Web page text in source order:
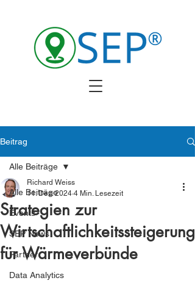
Beitrag
Alle Beiträge
Events
SEP News
Partner
Data Analytics
Alle Beiträge
Strategien zur
Wirtschaftlichkeitssteigerung
für Wärmeverbünde
Richard Weiss
11. Dez. 2024 4 Min. Lesezeit